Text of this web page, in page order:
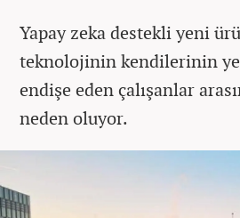
Yapay zeka destekli yeni
teknolojinin kendilerinin
endişe eden çalışanlar
neden oluyor.